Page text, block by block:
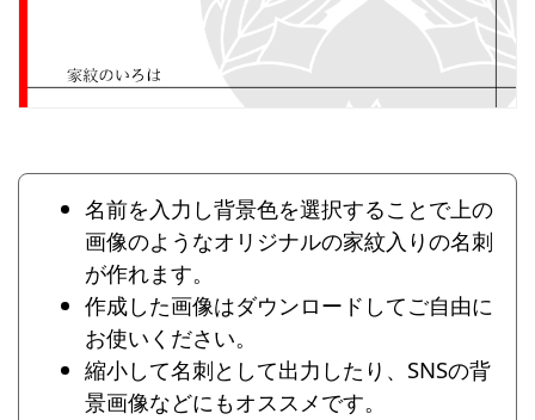
名前を入力し背景色を選択することで上の
画像のようなオリジナルの家紋入りの名刺
が作れます。
作成した画像はダウンロードしてご自由に
お使いください。
縮小して名刺として出力したり、SNSの背
景画像などにもオススメです。